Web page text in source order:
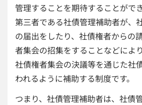
管理することを期待することがで
第三者である社債管理補助者が、
の届出をしたり、社債権者からの
者集会の招集をすることなどによ
社債権者集会の決議等を通じた社
われるように補助する制度です。
つまり、社債管理補助者は、社債